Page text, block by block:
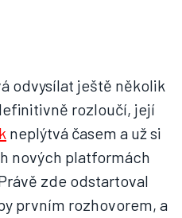
odvysílat ještě několik
rozloučí, její
neplýtvá časem a už si
nových platformách
zde odstartoval
prvním rozhovorem, a